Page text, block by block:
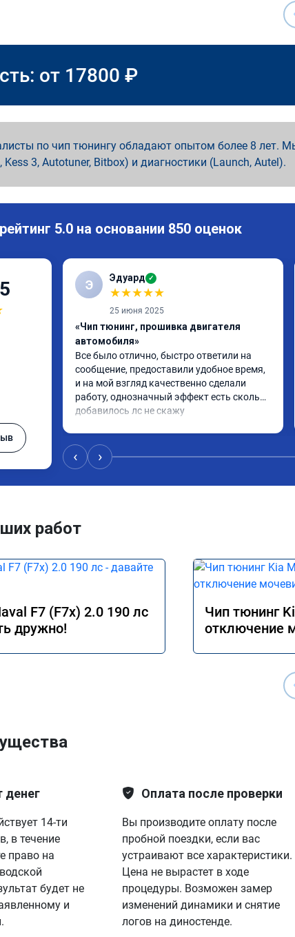
от 17800 ₽
по чип тюнингу обладают опытом более 8 лет.
Kess 3, Autotuner, Bitbox) и диагностики (Launch, Autel).
5.0 на основании 850 оценок
Э Эдуард ✓
★★★★★
25 июня 2025
«Чип тюнинг, прошивка двигателя
автомобиля»
Все было отлично, быстро ответили на
сообщение, предоставили удобное время,
и на мой взгляд качественно сделали
работу, однозначный эффект есть сколько
добавилось лс не скажу
‹ ›
работ
F7 (F7x) 2.0 190 лс
дружно!
Чип тюнинг
отключение
денег
14-ти
в течение
право на
будет не
и
Оплата после проверки
Вы производите оплату после
пробной поездки, если вас
устраивают все характеристики.
Цена не вырастет в ходе
процедуры. Возможен замер
изменений динамики и снятие
логов на диностенде.